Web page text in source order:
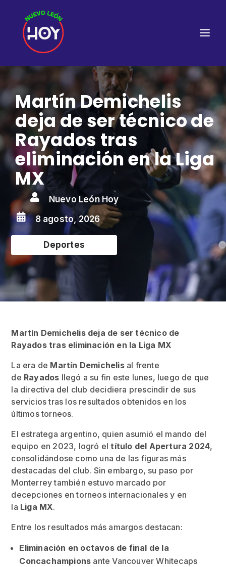
Martín Demichelis
deja de ser técnico de
Rayados tras
eliminación en la Liga
MX
 Nuevo León Hoy
 8 agosto, 2026
Deportes
Martín Demichelis deja de ser técnico de
Rayados tras eliminación en la Liga MX
La era de Martín Demichelisal frente
de Rayados llegó a su fin este lunes, luego de que
la directiva del club decidiera prescindir de sus
servicios tras los resultados obtenidos en los
últimos torneos.
El estratega argentino, quien asumió el mando del
equipo en 2023, logró eltítulo del Apertura 2024,
consolidándose como una de las figuras más
destacadas del club. Sin embargo, su paso por
Monterrey también estuvo marcado por
decepciones en torneos internacionales y en
la Liga MX.
Entre los resultados más amargos destacan:
Eliminación en octavos de final de la
Concachampions ante Vancouver Whitecaps